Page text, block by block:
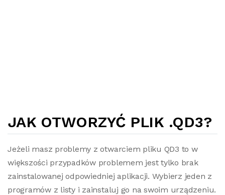
JAK OTWORZYĆ PLIK .QD3?
Jeżeli masz problemy z otwarciem pliku QD3 to w
większości przypadków problemem jest tylko brak
zainstalowanej odpowiedniej aplikacji. Wybierz jeden z
programów z listy i zainstaluj go na swoim urządzeniu.